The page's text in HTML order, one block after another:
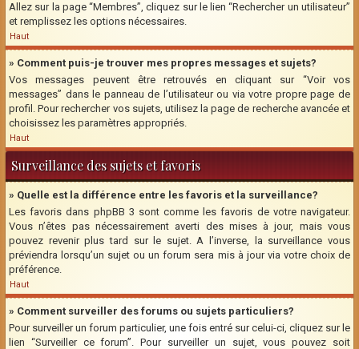
Allez sur la page “Membres”, cliquez sur le lien “Rechercher un utilisateur”
et remplissez les options nécessaires.
Haut
» Comment puis-je trouver mes propres messages et sujets?
Vos messages peuvent être retrouvés en cliquant sur “Voir vos
messages” dans le panneau de l’utilisateur ou via votre propre page de
profil. Pour rechercher vos sujets, utilisez la page de recherche avancée et
choisissez les paramètres appropriés.
Haut
Surveillance des sujets et favoris
» Quelle est la différence entre les favoris et la surveillance?
Les favoris dans phpBB 3 sont comme les favoris de votre navigateur.
Vous n’êtes pas nécessairement averti des mises à jour, mais vous
pouvez revenir plus tard sur le sujet. A l’inverse, la surveillance vous
préviendra lorsqu’un sujet ou un forum sera mis à jour via votre choix de
préférence.
Haut
» Comment surveiller des forums ou sujets particuliers?
Pour surveiller un forum particulier, une fois entré sur celui-ci, cliquez sur le
lien “Surveiller ce forum”. Pour surveiller un sujet, vous pouvez soit